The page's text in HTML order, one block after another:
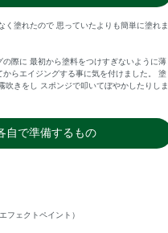
く塗れたので 思っていたよりも簡単に塗れま
の際に 最初から塗料をつけすぎないように薄
からエイジングする事に気を付けました。 塗
吹きをし スポンジで叩いてぼやかしたりしま
自で準備するもの
フェクトペイント）